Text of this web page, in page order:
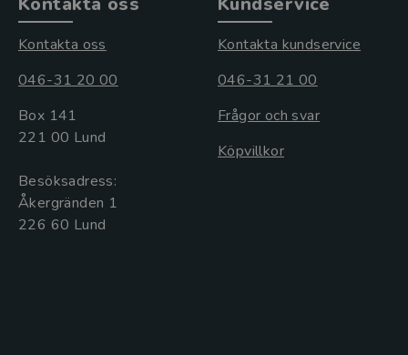
Kontakta oss
046-31 20 00
Box 141
221 00 Lund
Besöksadress:
Åkergränden 1
Kontakta kundservice
046-31 21 00
Frågor och svar
Köpvillkor